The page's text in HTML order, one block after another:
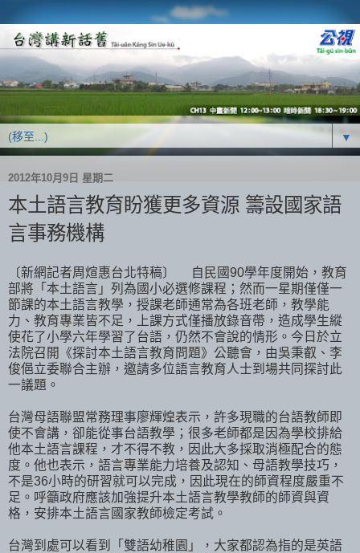
▼
2012年10月9日 星期二
本土語言教育盼獲更多資源 籌設國家語
言事務機構
〔新網記者周煊惠台北特稿〕 自民國90學年度開始，教育
部將「本土語言」列為國小必選修課程；然而一星期僅僅一
節課的本土語言教學，授課老師通常為各班老師，教學能
力、教育專業皆不足，上課方式僅播放錄音帶，造成學生縱
使花了小學六年學習了台語，仍然不會說的情形。今日於立
法院召開《探討本土語言教育問題》公聽會，由吳秉叡、李
俊俋立委聯合主辦，邀請多位語言教育人士到場共同探討此
一議題。
台灣母語聯盟常務理事廖輝煌表示，許多現職的台語教師即
使不會講，卻能從事台語教學；很多老師都是因為學校排給
他本土語言課程，才不得不教，因此大多採取消極配合的態
度。他也表示，語言專業能力培養及認知、母語教學技巧，
不是36小時的研習就可以完成，因此現在的師資程度嚴重不
足。呼籲政府應該加強提升本土語言教學教師的師資與資
格，安排本土語言國家教師檢定考試。
台灣到處可以看到「雙語幼稚園」，大家都認為指的是英語